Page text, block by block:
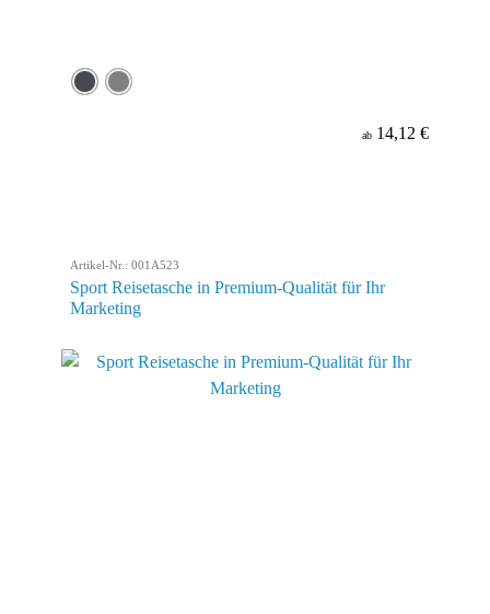
ab 14,12 €
Artikel-Nr.: 001A523
Sport Reisetasche in Premium-Qualität für Ihr
Marketing